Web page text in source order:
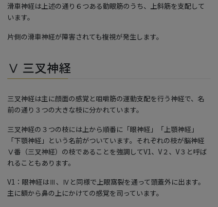
滑車神経は上述の通り６つある動眼筋のうち、上斜筋を支配して
います。
片側の滑車神経が障害されても複視が発生します。
Ⅴ 三叉神経
三叉神経は主に顔面の感覚と咀嚼筋の運動支配を行う神経で、名
前の通り３つの大きな枝に分かれています。
三叉神経の３つの枝には上から順番に「眼神経」「上顎神経」
「下顎神経」という名前がついています。それぞれの枝が脳神経
Ⅴ番（三叉神経）の枝であることを強調してV1、V２、V３と呼ば
れることもあります。
V1：眼神経はⅢ、Ⅳと同様で上眼窩裂を通って頭蓋外に出ます。
主に額から鼻の上にかけての感覚を司っています。